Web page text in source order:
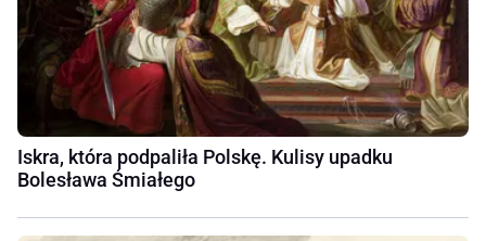
Iskra, która podpaliła Polskę. Kulisy upadku
Bolesława Śmiałego